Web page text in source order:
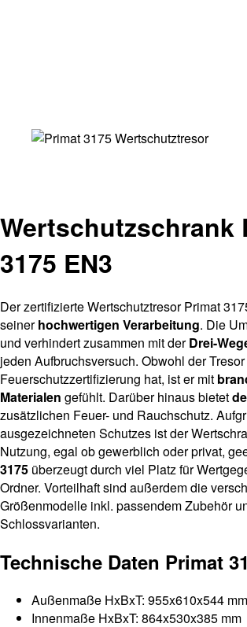
Wertschutzschrank
3175 EN3
Der zertifizierte Wertschutztresor Primat
seinerhochwertigen Verarbeitung. Die
und verhindert zusammen mit derDrei-
jeden Aufbruchsversuch. Obwohl der
Feuerschutzzertifizierung hat, ist er mit
Materialen gefühlt. Darüber hinaus bietet
zusätzlichen Feuer- und Rauchschutz.
ausgezeichneten Schutzes ist der
Nutzung, egal ob gewerblich oder privat,
3175 überzeugt durch viel Platz für
Ordner. Vorteilhaft sind außerdem die
Größenmodelle inkl. passendem Zubehör
Schlossvarianten.
Technische Daten Primat
Außenmaße HxBxT: 955x610x544 mm
Innenmaße HxBxT: 864x530x385 mm